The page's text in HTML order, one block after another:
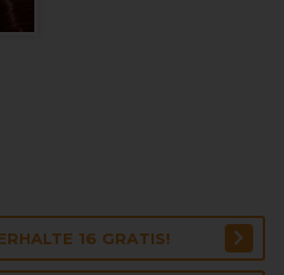
16 GRATIS!